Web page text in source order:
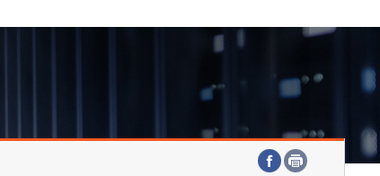
호남권연구본부
연구원 고객헌장
주요업무연락처